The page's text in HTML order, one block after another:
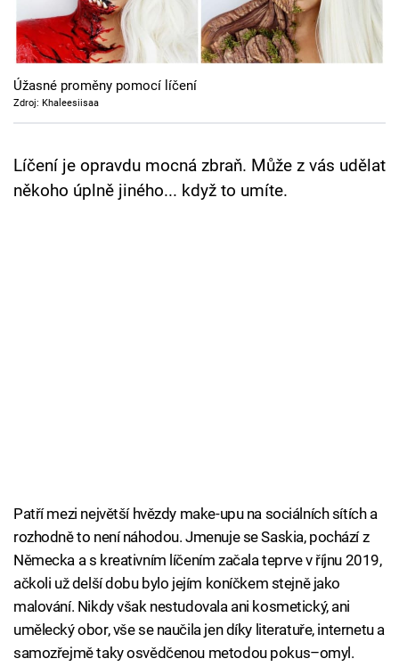
Cool Esport
Pořady
TV Program
Přihlášení
Úžasné proměny pomocí líčení
Zdroj: Khaleesiisaa
Líčení je opravdu mocná zbraň. Může z vás udělat
někoho úplně jiného... když to umíte.
Patří mezi největší hvězdy make-upu na sociálních sítích a
rozhodně to není náhodou. Jmenuje se Saskia, pochází z
Německa a s kreativním líčením začala teprve v říjnu 2019,
ačkoli už delší dobu bylo jejím koníčkem stejně jako
malování. Nikdy však nestudovala ani kosmetický, ani
umělecký obor, vše se naučila jen díky literatuře, internetu a
samozřejmě taky osvědčenou metodou pokus–omyl.